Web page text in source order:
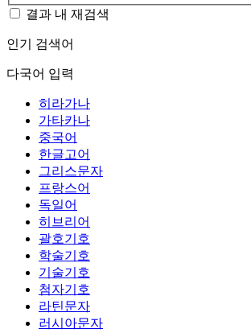
결과 내 재검색
인기 검색어
다국어 입력
히라가나
가타카나
중국어
한글고어
그리스문자
프랑스어
독일어
히브리어
괄호기호
학술기호
기술기호
첨자기호
라틴문자
러시아문자